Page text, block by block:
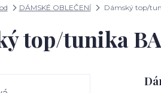
DÁMSKÉ OBLEČENÍ Dámský top/
top/tunika